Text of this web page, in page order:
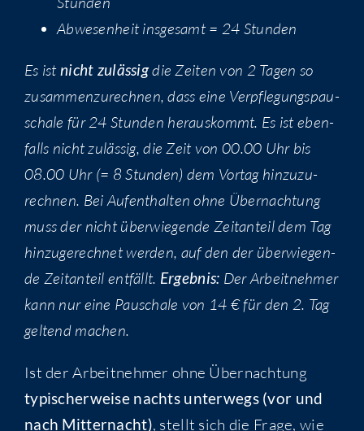
Abwe­sen­heit ins­ge­samt = 24 Stunden
Es ist nicht zuläs­sigdie Zei­ten von 2 Tagen so
zusam­men­zu­rech­nen, dass eine Ver­pfle­gungs­pau­
scha­le für 24 Stun­den her­aus­kommt. Es ist eben­
falls nicht zuläs­sig, die Zeit von 00.00 Uhr bis
08.00 Uhr (= 8 Stun­den) dem Vor­tag hin­zu­zu­
rech­nen. Bei Auf­ent­hal­ten ohne Über­nach­tung
muss der nicht über­wie­gen­de Zeit­an­teil dem Tag
hin­zu­ge­rech­net wer­den, auf den der über­wie­gen­
de Zeit­an­teil ent­fällt. Ergeb­nis: Der Arbeit­neh­mer
kann nur eine Pau­scha­le von 14 € für den 2. Tag
gel­tend machen.
Ist der Arbeit­neh­mer ohne Über­nach­tung
typi­scher­wei­se nachts unter­wegs (vor und
nach Mit­ter­nacht), stellt sich die Fra­ge, wie